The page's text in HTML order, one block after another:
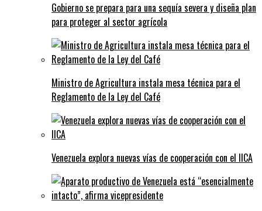
Gobierno se prepara para una sequía severa y diseña plan
para proteger al sector agrícola
Ministro de Agricultura instala mesa técnica para el
Reglamento de la Ley del Café
Venezuela explora nuevas vías de cooperación con el IICA